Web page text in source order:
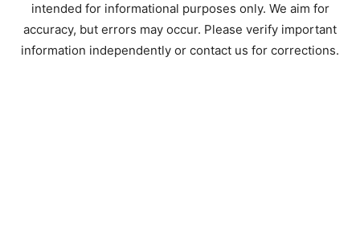
intended for informational purposes only. We aim for
accuracy, but errors may occur. Please verify important
information independently or contact us for corrections.